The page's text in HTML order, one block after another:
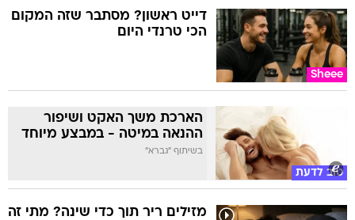
Sheee
דייט ראשון? מסתבר שזה המקום
הכי טרנדי היום
טוב לדעת
הארכת משך האקט ושיפור
ההנאה במיטה - במבצע מיוחד
בשיתוף "גברא"
מזילים ריר תוך כדי שינה? מתי זה